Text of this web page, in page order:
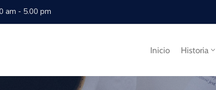
am - 5.00 pm
Inicio Historia